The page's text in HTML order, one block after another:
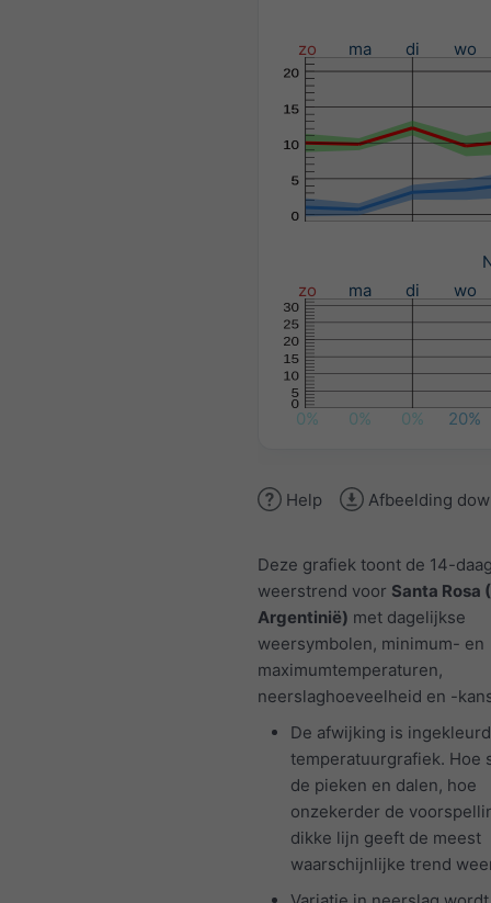
zo ma di wo
zo
ma di wo
0% 0% 0% 20%
Help Afbeelding
Deze grafiek toont de 14-
weerstrend voor Santa Rosa
Argentinië) met dagelijkse
weersymbolen, minimum- en
maximumtemperaturen,
neerslaghoeveelheid en -
De afwijking is
temperatuurgrafiek. Hoe
de pieken en dalen, hoe
onzekerder de
dikke lijn geeft de meest
waarschijnlijke trend